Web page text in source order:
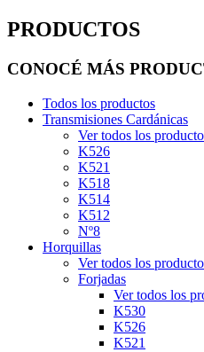
PRODUCTOS
CONOCÉ MÁS
Todos los productos
Transmisiones Cardánicas
Ver todos los
K526
K521
K518
K514
K512
Nº8
Horquillas
Ver todos los
Forjadas
Ver todos los
K530
K526
K521